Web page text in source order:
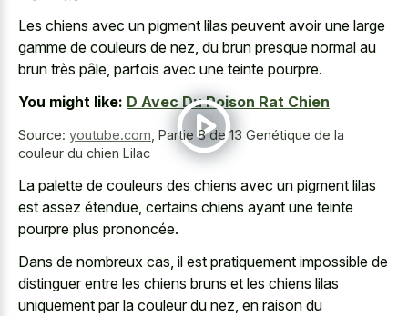
Les chiens avec un pigment lilas peuvent avoir une large
gamme de couleurs de nez, du brun presque normal au
brun très pâle, parfois avec une teinte pourpre.
You might like: D Avec Du Poison Rat Chien
Source: youtube.com Partie 8 de 13 Genétique de la
couleur du chien Lilac
La palette de couleurs des chiens avec un pigment lilas
est assez étendue, certains chiens ayant une teinte
pourpre plus prononcée.
Dans de nombreux cas, il est pratiquement impossible de
distinguer entre les chiens bruns et les chiens lilas
uniquement par la couleur du nez, en raison du